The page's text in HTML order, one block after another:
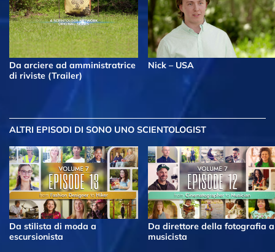
Da arciere ad amministratrice
di riviste (Trailer)
Nick – USA
ALTRI EPISODI DI SONO UNO SCIENTOLOGIST
Da stilista di moda a
escursionista
Da direttore della fotografia a
musicista